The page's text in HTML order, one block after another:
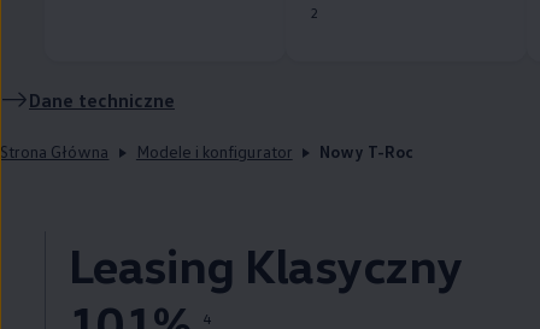
2
Dane techniczne
Strona Główna Modele i konfigurator Nowy T-Roc
Leasing Klasyczny
4